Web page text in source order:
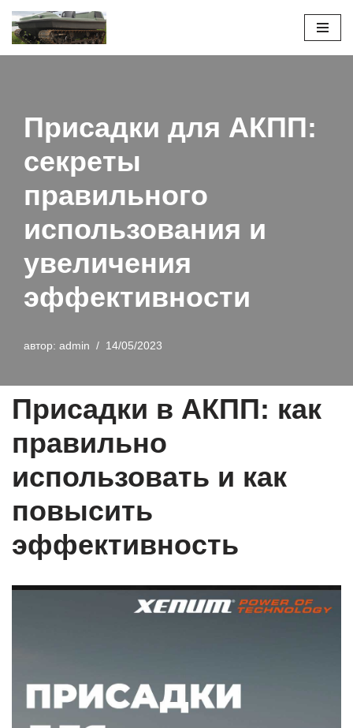
Перейти
Присадки для АКПП:
секреты
правильного
использования и
увеличения
эффективности
автор: admin 14/05/2023
Присадки в АКПП: как
правильно
использовать и как
повысить
эффективность